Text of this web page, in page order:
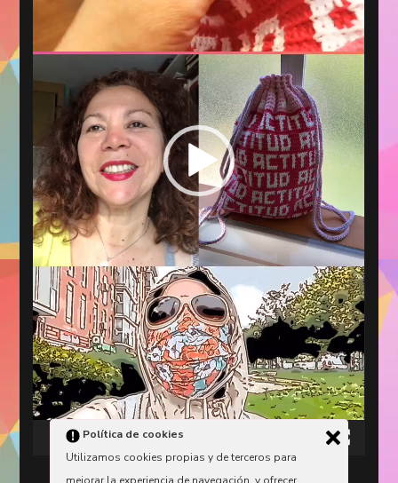
00:00
Política de cookies
Utilizamos cookies propias y de terceros para